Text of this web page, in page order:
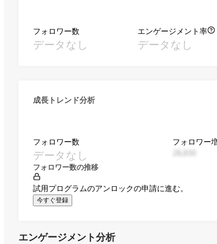
フォロワー数
データなし
エンゲージメント率
データなし
成長トレンド分析
フォロワー数
データなし
フォロワー
フォロワー数の推移
試用プログラムのアンロックの申請に進む。
今すぐ登録
エンゲージメント分析